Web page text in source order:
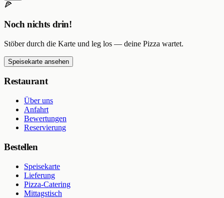
🍕
Noch nichts drin!
Stöber durch die Karte und leg los — deine Pizza wartet.
Speisekarte ansehen
Restaurant
Über uns
Anfahrt
Bewertungen
Reservierung
Bestellen
Speisekarte
Lieferung
Pizza-Catering
Mittagstisch